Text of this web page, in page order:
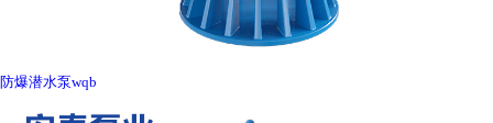
防爆潜水泵wqb